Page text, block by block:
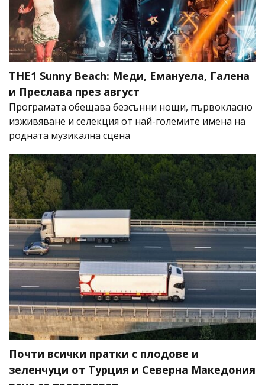
THE1 Sunny Beach: Меди, Емануела, Галена
и Преслава през август
Програмата обещава безсънни нощи, първокласно
изживяване и селекция от най-големите имена на
родната музикална сцена
Почти всички пратки с плодове и
зеленчуци от Турция и Северна Македония